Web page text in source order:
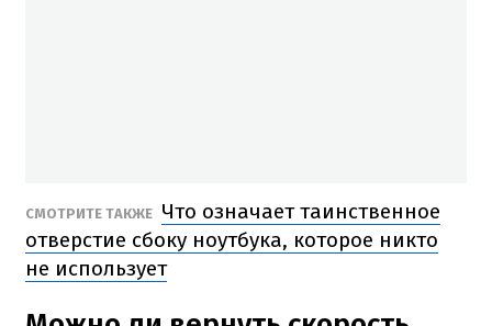
СМОТРИТЕ ТАКЖЕ Что означает таинственное
отверстие сбоку ноутбука, которое никто
не использует